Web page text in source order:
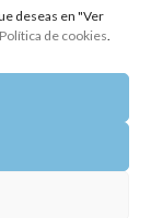
deseas en "Ver
Política de cookies.
existen.
de
ya